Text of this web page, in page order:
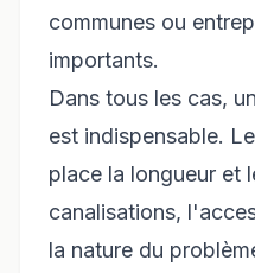
communes ou
importants.
Dans tous les cas,
est indispensable.
place la longueur et
canalisations,
la nature du